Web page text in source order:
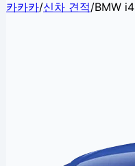
카카카/신차 견적/BMW i4